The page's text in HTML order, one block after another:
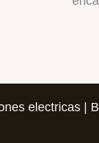
electricas |